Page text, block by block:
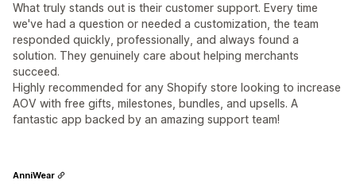
What truly stands out is their customer support. Every time
we've had a question or needed a customization, the team
responded quickly, professionally, and always found a
solution. They genuinely care about helping merchants
succeed.
Highly recommended for any Shopify store looking to increase
AOV with free gifts, milestones, bundles, and upsells. A
fantastic app backed by an amazing support team!
AnniWear